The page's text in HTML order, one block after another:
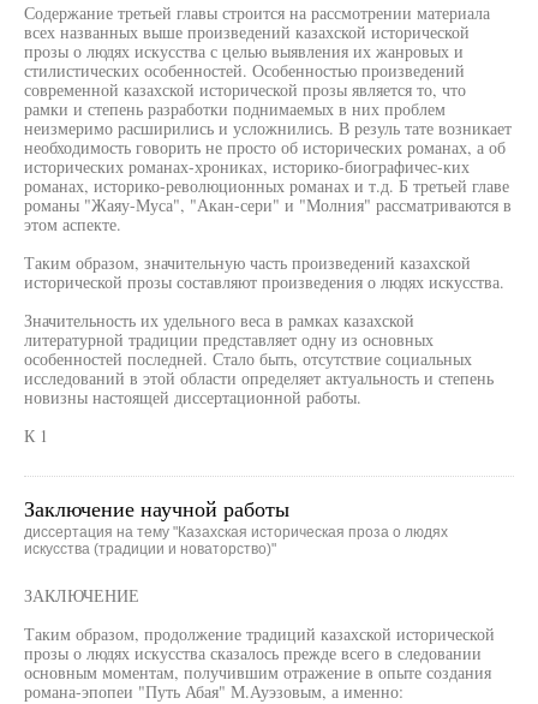
Содержание третьей главы строится на рассмотрении материала
всех названных выше произведений казахской исторической
прозы о людях искусства с целью выявления их жанровых и
стилистических особенностей. Особенностью произведений
современной казахской исторической прозы является то, что
рамки и степень разработки поднимаемых в них проблем
неизмеримо расширились и усложнились. В резуль тате возникает
необходимость говорить не просто об исторических романах, а об
исторических романах-хрониках, историко-биографичес-ких
романах, историко-революционных романах и т.д. Б третьей главе
романы "Жаяу-Муса", "Акан-сери" и "Молния" рассматриваются в
этом аспекте.
Таким образом, значительную часть произведений казахской
исторической прозы составляют произведения о людях искусства.
Значительность их удельного веса в рамках казахской
литературной традиции представляет одну из основных
особенностей последней. Стало быть, отсутствие социальных
исследований в этой области определяет актуальность и степень
новизны настоящей диссертационной работы.
К 1
Заключение научной работы
диссертация на тему "Казахская историческая проза о людях
искусства (традиции и новаторство)"
ЗАКЛЮЧЕНИЕ
Таким образом, продолжение традиций казахской исторической
прозы о людях искусства сказалось прежде всего в следовании
основным моментам, получившим отражение в опыте создания
романа-эпопеи "Путь Абая" М.Ауэзовым, а именно: